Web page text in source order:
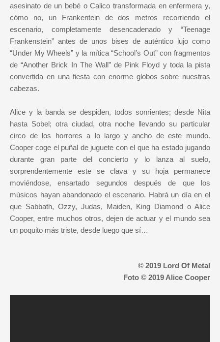
asesinato de un bebé o Calico transformada en enfermera y,
cómo no, un Frankentein de dos metros recorriendo el
escenario, completamente desencadenado y “Teenage
Frankenstein” antes de unos bises de auténtico lujo como
“Under My Wheels” y la mítica “School’s Out” con fragmentos
de “Another Brick In The Wall” de Pink Floyd y toda la pista
convertida en una fiesta con enorme globos sobre nuestras
cabezas.
Alice y la banda se despiden, todos sonrientes; desde Nita
hasta Sobel; otra ciudad, otra noche llevando su particular
circo de los horrores a lo largo y ancho de este mundo.
Cooper coge el puñal de juguete con el que ha estado jugando
durante gran parte del concierto y lo lanza al suelo,
sorprendentemente este se clava y su hoja permanece
moviéndose, ensartado segundos después de que los
músicos hayan abandonado el escenario. Habrá un día en el
que Sabbath, Ozzy, Judas, Maiden, King Diamond o Alice
Cooper, entre muchos otros, dejen de actuar y el mundo sea
un poquito más triste, desde luego que sí…
© 2019 Lord Of Metal
Foto © 2019 Alice Cooper